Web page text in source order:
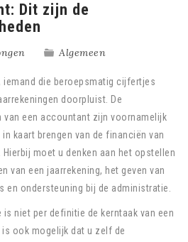
Dit zijn de
Algemeen
iemand die beroepsmatig cijfertjes
doorpluist. De
van een accountant zijn voornamelijk
kaart brengen van de financiën van
moet u denken aan het opstellen
van een jaarrekening, het geven van
en ondersteuning bij de administratie.
is niet per definitie de kerntaak van een
ook mogelijk dat u zelf de